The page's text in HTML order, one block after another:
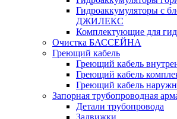
Гидроаккумуляторы с
ДЖИЛЕКС
Комплектующие для
Очистка БАССЕЙНА
Греющий кабель
Греющий кабель
Греющий кабель
Греющий кабель
Запорная трубопроводная
Детали трубопровода
Задвижки